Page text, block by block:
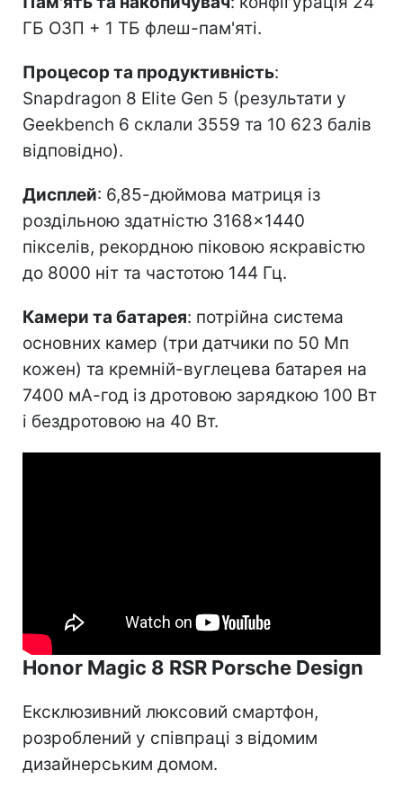
ГБ ОЗП + 1 ТБ флеш-пам'яті.
Процесор та продуктивність:
Snapdragon 8 Elite Gen 5 (результати у
Geekbench 6 склали 3559 та 10 623 балів
відповідно).
Дисплей: 6,85-дюймова матриця із
роздільною здатністю 3168×1440
пікселів, рекордною піковою яскравістю
до 8000 ніт та частотою 144 Гц.
Камери та батарея: потрійна система
основних камер (три датчики по 50 Мп
кожен) та кремній-вуглецева батарея на
7400 мА-год із дротовою зарядкою 100 Вт
і бездротовою на 40 Вт.
Honor Magic 8 RSR Porsche Design
Ексклюзивний люксовий смартфон,
розроблений у співпраці з відомим
дизайнерським домом.